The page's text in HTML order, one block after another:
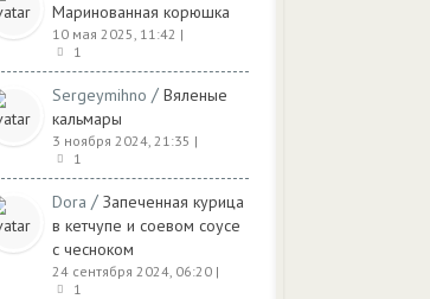
Маринованная корюшка
10 мая 2025, 11:42 |
1
Sergeymihno / Вяленые
кальмары
3 ноября 2024, 21:35 |
1
Dora / Запеченная курица
в кетчупе и соевом соусе
с чесноком
24 сентября 2024, 06:20 |
1